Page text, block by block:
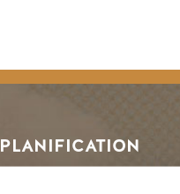
PLANIFICATION